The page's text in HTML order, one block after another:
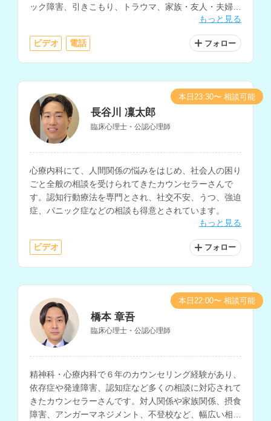
ック障害、引きこもり、トラウマ、家族・友人・夫婦・
職場等の人間関係、生きづらさについての相談などに対
もっと見る
ビデオ 電話 フォロー
長谷川 凜太郎
臨床心理士・公認心理師
心療内科にて、人間関係の悩みをはじめ、社会人の困り
ごと全般の相談を受けられてきたカウンセラーさんで
す。認知行動療法を専門とされ、社交不安、うつ、強迫
症、パニック症などの相談も得意とされています。
もっと見る
ビデオ フォロー
本日23:30〜 相談可能
橋本 章吾
臨床心理士・公認心理師
精神科・心療内科で６年のカウンセリング経験があり、
依存症や発達障害、認知症など多くの相談に対応されて
きたカウンセラーさんです。対人関係や家族関係、摂食
障害、アンガーマネジメント、不登校など、幅広い相談
本日22:00〜 相談可能